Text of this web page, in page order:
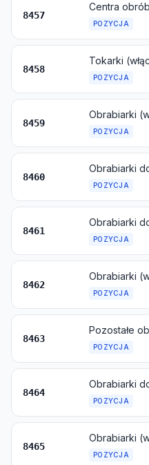
8457
POZYCJA
8458
POZYCJA
8459
POZYCJA
8460
POZYCJA
8461
POZYCJA
8462
POZYCJA
8463
POZYCJA
8464
POZYCJA
8465
POZYCJA